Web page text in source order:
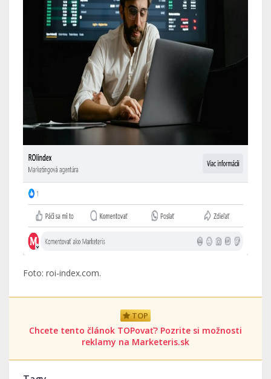
Foto: roi-index.com.
TOP
Chcete tento článok TOPovať? Pozrite si možnosti
reklamy na Marketeris.sk